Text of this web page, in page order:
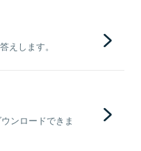
えします。
ンロードできま